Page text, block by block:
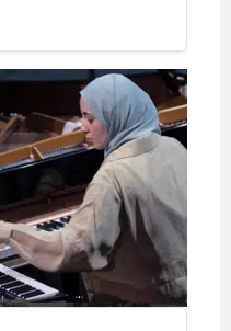
Çorum
Denizli
Diyarbakır
Edirne
Elazığ
Erzincan